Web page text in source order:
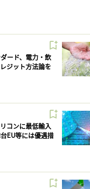
ード、電力・飲
ジット方法論を
コンに最低輸入
EU等には優遇措